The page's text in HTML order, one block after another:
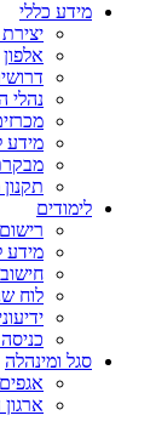
מידע כללי
אלפון
נהלי
מידע
לימודים
מידע
לוח
סגל ומינהלה